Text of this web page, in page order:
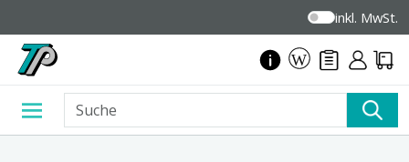
inkl. MwSt.